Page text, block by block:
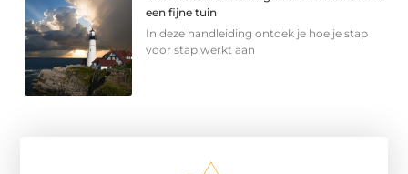
een fijne tuin
In deze handleiding ontdek je hoe je stap
voor stap werkt aan